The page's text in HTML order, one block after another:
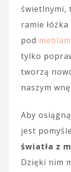
świetlnymi,
ramie
pod
tylko
tworzą
naszym
Aby
jest
światła z
Dzięki nim